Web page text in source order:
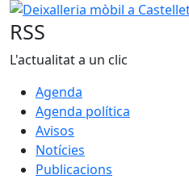
Deixalleria mòbil a Castellet
RSS
L'actualitat a un clic
Agenda
Agenda política
Avisos
Notícies
Publicacions